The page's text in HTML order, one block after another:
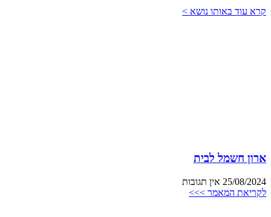
קרא עוד באותו נושא >
ארון חשמל לבית
25/08/2024 אין תגובות
לקריאת המאמר >>>